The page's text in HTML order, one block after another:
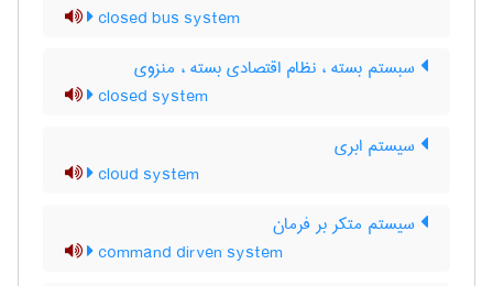
closed bus system
سبستم بسته ، نظام اقتصادی بسته ، منزوی
closed system
سیستم ابری
cloud system
سیستم متکر بر فرمان
command dirven system